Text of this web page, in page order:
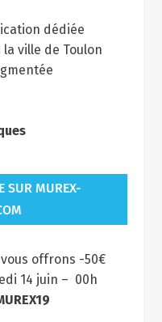
dédiée
la ville de Toulon
SUR MUREX-
vous offrons -50€
14 juin – 00h